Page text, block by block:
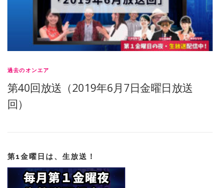
過去のオンエア
第40回放送（2019年6月7日金曜日放送
回）
第1金曜日は、生放送！